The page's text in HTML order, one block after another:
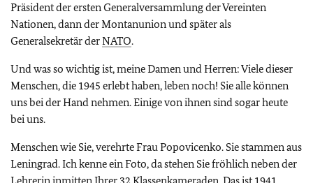
Präsident der ersten Generalversammlung der Vereinten
Nationen, dann der Montanunion und später als
Generalsekretär derNATO.
Und was so wichtig ist, meine Damen und Herren: Viele dieser
Menschen, die 1945 erlebt haben, leben noch! Sie alle können
uns bei der Hand nehmen. Einige von ihnen sind sogar heute
bei uns.
Menschen wie Sie, verehrte Frau Popovicenko. Sie stammen aus
Leningrad. Ich kenne ein Foto, da stehen Sie fröhlich neben der